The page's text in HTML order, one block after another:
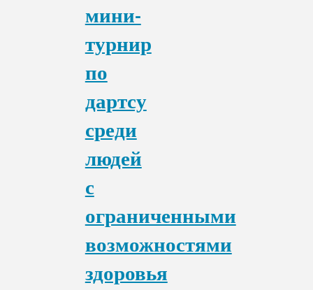
мини-
турнир
по
дартсу
среди
людей
с
ограниченными
возможностями
здоровья